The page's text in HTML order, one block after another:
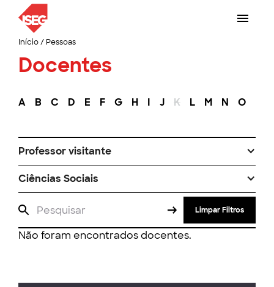
Início/ Pessoas
Docentes
A B C D E F G H I J K L M N O
Professor visitante
Ciências Sociais
Limpar Filtros
Não foram encontrados docentes.